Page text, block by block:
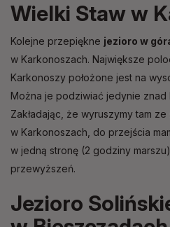
Wielki Staw w
Kolejne przepiękne jezioro w
w Karkonoszach. Największe
Karkonoszy położone jest na
Można je podziwiać jedynie znad
Zakładając, że wyruszymy tam
w Karkonoszach, do przejścia
w jedną stronę (2 godziny
przewyższeń.
Jezioro